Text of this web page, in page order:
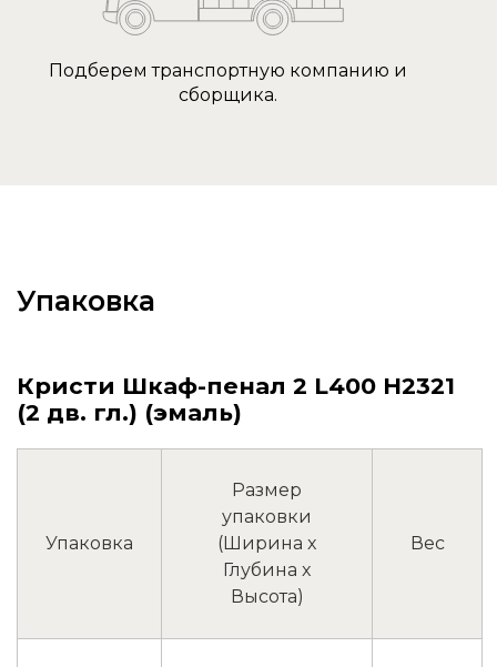
Подберем транспортную компанию и
сборщика.
Упаковка
Кристи Шкаф-пенал 2 L400 H2321
(2 дв. гл.) (эмаль)
Упаковка
Размер
упаковки
(Ширина x
Глубина x
Высота)
Вес